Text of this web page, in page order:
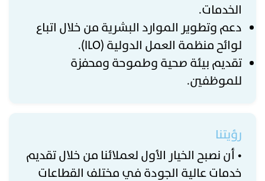
الخدمات.
دعم وتطوير الموارد البشرية من خلال اتباع
لوائح منظمة العمل الدولية (ILO).
تقديم بيئة صحية وطموحة ومحفزة
للموظفين.
رؤيتنا
• أن نصبح الخيار الأول لعملائنا من خلال تقديم
خدمات عالية الجودة في مختلف القطاعات